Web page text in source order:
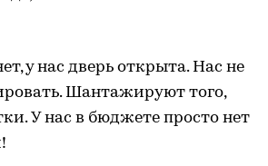
у нас дверь открыта. Нас не
Шантажируют того,
У нас в бюджете просто нет